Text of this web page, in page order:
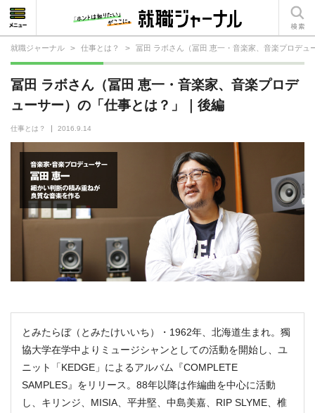
就職ジャーナル > 仕事とは？ > 冨田 ラボさん（冨田 恵一・音楽家、音楽プロデュ
冨田 ラボさん（冨田 恵一・音楽家、音楽プロデ
ューサー）の「仕事とは？」｜後編
仕事とは？ 2016.9.14
とみたらぼ（とみたけいいち）・1962年、北海道生まれ。獨
協大学在学中よりミュージシャンとしての活動を開始し、ユ
ニット「KEDGE」によるアルバム『COMPLETE
SAMPLES』をリリース。88年以降は作編曲を中心に活動
し、キリンジ、MISIA、平井堅、中島美嘉、RIP SLYME、椎
就活相談
就活ノウハウ
仕事の選び方・ヒント
仕事とは？
就活コラム